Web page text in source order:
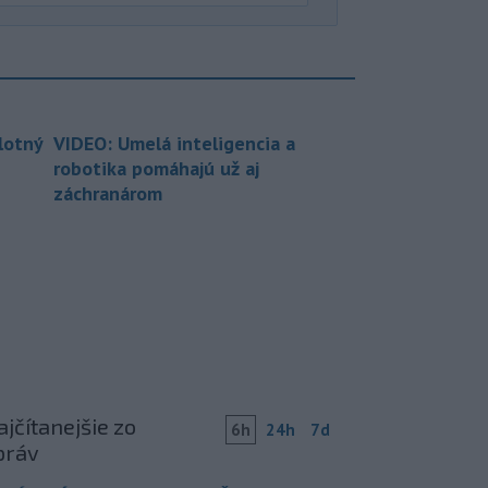
VIDEO: Umelá inteligencia a
robotika pomáhajú už aj
záchranárom
zo
6h 24h 7d